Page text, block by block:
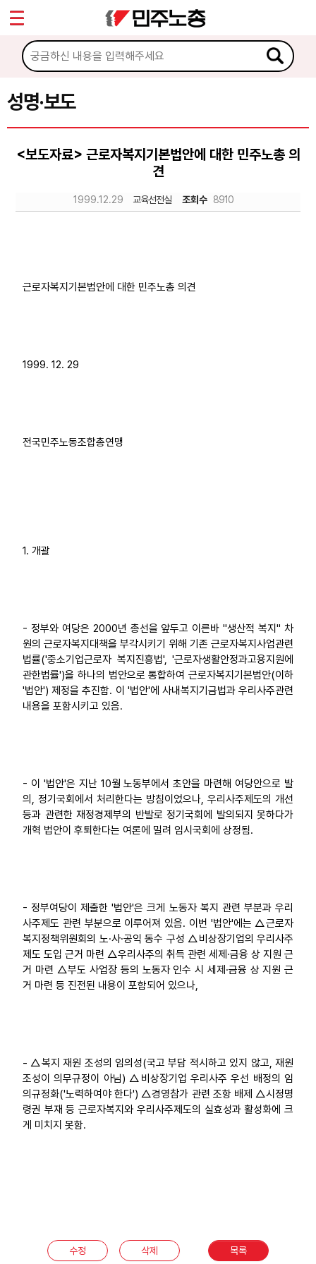
성명·보도
<보도자료> 근로자복지기본법안에 대한 민주노총 의
견
1999.12.29 교육선전실 조회수 8910
근로자복지기본법안에 대한 민주노총 의견
1999. 12. 29
전국민주노동조합총연맹
1. 개괄
- 정부와 여당은 2000년 총선을 앞두고 이른바 "생산적 복지" 차
원의 근로자복지대책을 부각시키기 위해 기존 근로자복지사업관련
법률('중소기업근로자 복지진흥법', '근로자생활안정과고용지원에
관한법률')을 하나의 법안으로 통합하여 근로자복지기본법안(이하
'법안') 제정을 추진함. 이 '법안'에 사내복지기금법과 우리사주관련
내용을 포함시키고 있음.
- 이 '법안'은 지난 10월 노동부에서 초안을 마련해 여당안으로 발
의, 정기국회에서 처리한다는 방침이었으나, 우리사주제도의 개선
등과 관련한 재정경제부의 반발로 정기국회에 발의되지 못하다가
개혁 법안이 후퇴한다는 여론에 밀려 임시국회에 상정됨.
- 정부여당이 제출한 '법안'은 크게 노동자 복지 관련 부분과 우리
사주제도 관련 부분으로 이루어져 있음. 이번 '법안'에는 △근로자
복지정책위원회의 노·사·공익 동수 구성 △비상장기업의 우리사주
제도 도입 근거 마련 △우리사주의 취득 관련 세제·금융 상 지원 근
거 마련 △부도 사업장 등의 노동자 인수 시 세제·금융 상 지원 근
거 마련 등 진전된 내용이 포함되어 있으나,
- △복지 재원 조성의 임의성(국고 부담 적시하고 있지 않고, 재원
조성이 의무규정이 아님) △비상장기업 우리사주 우선 배정의 임
의규정화('노력하여야 한다') △경영참가 관련 조항 배제 △시정명
령권 부재 등 근로자복지와 우리사주제도의 실효성과 활성화에 크
게 미치지 못함.
수정 삭제 목록
마이페이지
소개
소식
공지사항
성명·보도
Sketchbook5, 스케치북5
Sketchbook5, 스케치북5